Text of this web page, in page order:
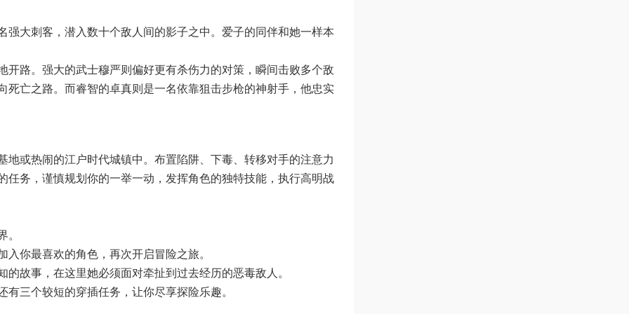
大刺客，潜入数十个敌人间的影子之中。爱子的同伴和她一样本
路。强大的武士穆严则偏好更有杀伤力的对策，瞬间击败多个敌
亡之路。而睿智的卓真则是一名依靠狙击步枪的神射手，他忠实
或热闹的江户时代城镇中。布置陷阱、下毒、转移对手的注意力
务，谨慎规划你的一举一动，发挥角色的独特技能，执行高明战
你最喜欢的角色，再次开启冒险之旅。
故事，在这里她必须面对牵扯到过去经历的恶毒敌人。
三个较短的穿插任务，让你尽享探险乐趣。